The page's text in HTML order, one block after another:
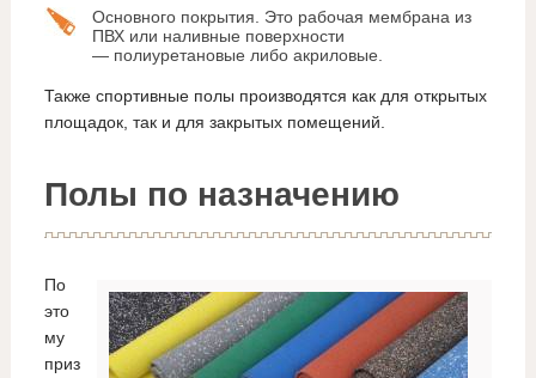
Основного покрытия. Это рабочая мембрана из
ПВХ или наливные поверхности
— полиуретановые либо акриловые.
Также спортивные полы производятся как для открытых
площадок, так и для закрытых помещений.
Полы по назначению
По
это
му
приз